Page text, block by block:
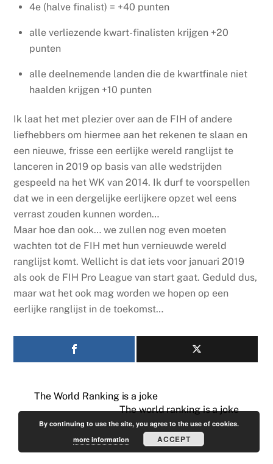
4e (halve finalist) = +40 punten
alle verliezende kwart-finalisten krijgen +20
punten
alle deelnemende landen die de kwartfinale niet
haalden krijgen +10 punten
Ik laat het met plezier over aan de FIH of andere
liefhebbers om hiermee aan het rekenen te slaan en
een nieuwe, frisse een eerlijke wereld ranglijst te
lanceren in 2019 op basis van alle wedstrijden
gespeeld na het WK van 2014. Ik durf te voorspellen
dat we in een dergelijke eerlijkere opzet wel eens
verrast zouden kunnen worden…
Maar hoe dan ook… we zullen nog even moeten
wachten tot de FIH met hun vernieuwde wereld
ranglijst komt. Wellicht is dat iets voor januari 2019
als ook de FIH Pro League van start gaat. Geduld dus,
maar wat het ook mag worden we hopen op een
eerlijke ranglijst in de toekomst…
The World Ranking is a joke
The world ranking is a joke
By continuing to use the site, you agree to the use of cookies.
more information
ACCEPT